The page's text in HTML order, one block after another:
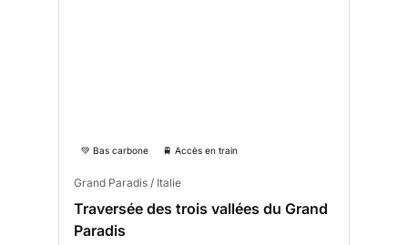
💚 Bas carbone 🚆 Accès en train
Grand Paradis / Italie
Traversée des trois vallées du Grand
Paradis